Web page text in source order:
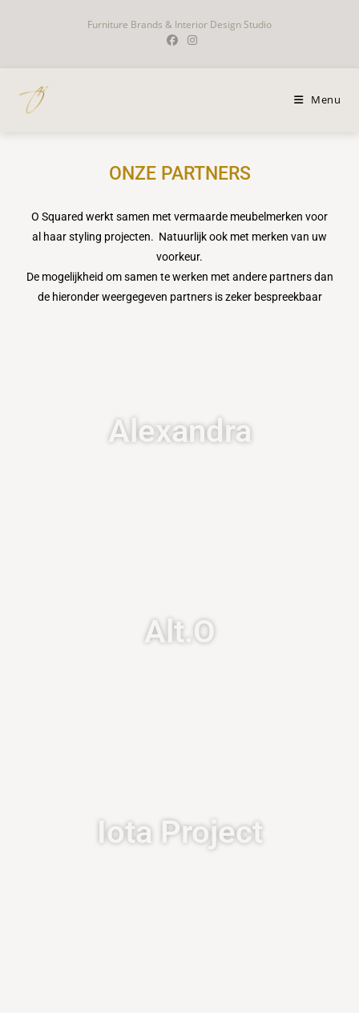
Furniture Brands & Interior Design Studio
Menu
ONZE PARTNERS
O Squared werkt samen met vermaarde meubelmerken voor
al haar styling projecten. Natuurlijk ook met merken van uw
voorkeur.
De mogelijkheid om samen te werken met andere partners dan
de hieronder weergegeven partners is zeker bespreekbaar
Alexandra
Alt.O
Iota Project